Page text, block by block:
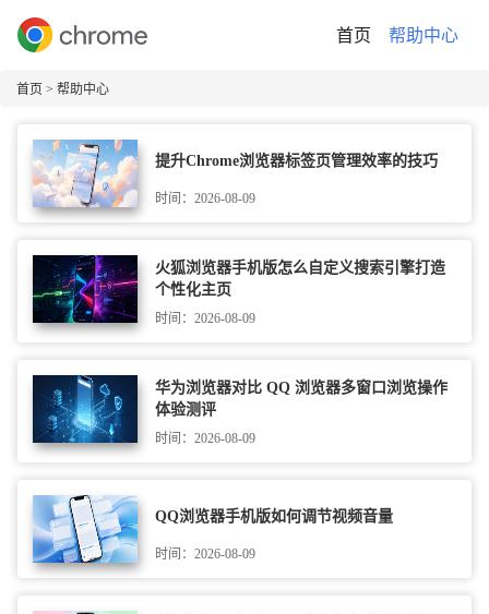
首页 帮助中心
首页 > 帮助中心
提升Chrome浏览器标签页管理效率的技巧
时间：2026-08-09
火狐浏览器手机版怎么自定义搜索引擎打造
个性化主页
时间：2026-08-09
华为浏览器对比 QQ 浏览器多窗口浏览操作
体验测评
时间：2026-08-09
QQ浏览器手机版如何调节视频音量
时间：2026-08-09